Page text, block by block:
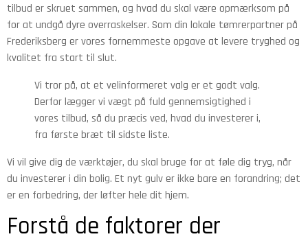
tilbud er skruet sammen, og hvad du skal være opmærksom på
for at undgå dyre overraskelser. Som din lokale tømrerpartner på
Frederiksberg er vores fornemmeste opgave at levere tryghed og
kvalitet fra start til slut.
Vi tror på, at et velinformeret valg er et godt valg.
Derfor lægger vi vægt på fuld gennemsigtighed i
vores tilbud, så du præcis ved, hvad du investerer i,
fra første bræt til sidste liste.
Vi vil give dig de værktøjer, du skal bruge for at føle dig tryg, når
du investerer i din bolig. Et nyt gulv er ikke bare en forandring; det
er en forbedring, der løfter hele dit hjem.
Forstå de faktorer der